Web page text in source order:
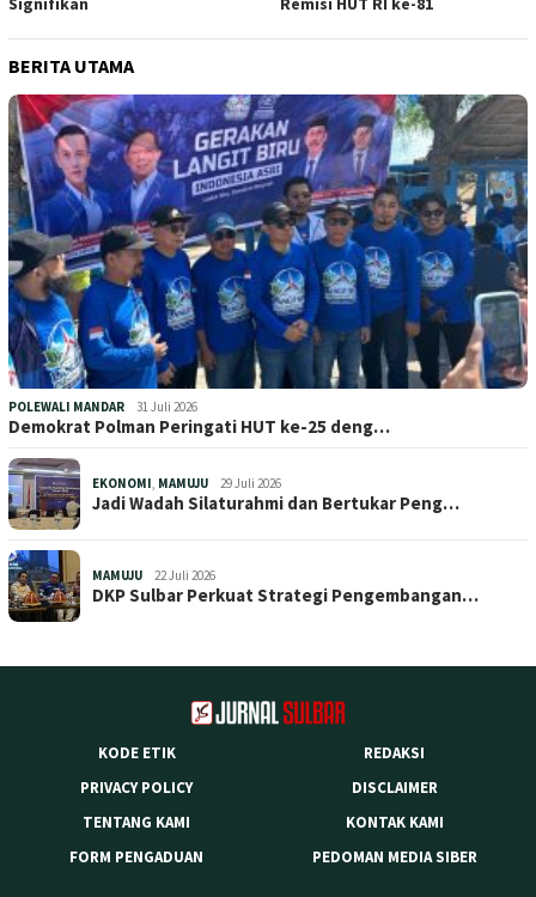
BERITA UTAMA
POLEWALI MANDAR 31 Juli 2026
Demokrat Polman Peringati HUT ke-25 deng…
EKONOMI, MAMUJU 29 Juli 2026
Jadi Wadah Silaturahmi dan Bertukar Peng…
MAMUJU 22 Juli 2026
DKP Sulbar Perkuat Strategi Pengembangan…
KODE ETIK
REDAKSI
PRIVACY POLICY
DISCLAIMER
TENTANG KAMI
KONTAK KAMI
FORM PENGADUAN
PEDOMAN MEDIA SIBER